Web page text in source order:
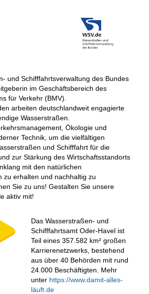
und Schifffahrtsverwaltung des Bundes
im Geschäftsbereich des
für Verkehr (BMV).
arbeiten deutschlandweit engagierte
Wasserstraßen.
Ökologie und
Technik, um die vielfältigen
und Schifffahrt für die
zur Stärkung des Wirtschaftsstandorts
mit den natürlichen
zu erhalten und nachhaltig zu
Sie zu uns! Gestalten Sie unsere
aktiv mit!
Das Wasserstraßen- und
Schifffahrtsamt Oder-Havel ist
Teil eines 357.582 km² großen
Karrierenetzwerks, bestehend
aus über 40 Behörden mit rund
24.000 Beschäftigten. Mehr
unter https://www.damit-alles-
läuft.de